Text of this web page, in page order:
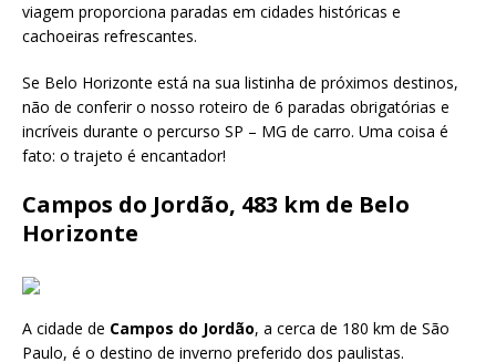
viagem proporciona paradas em cidades históricas e
cachoeiras refrescantes.
Se Belo Horizonte está na sua listinha de próximos destinos,
não de conferir o nosso roteiro de 6 paradas obrigatórias e
incríveis durante o percurso SP – MG de carro. Uma coisa é
fato: o trajeto é encantador!
Campos do Jordão, 483 km de Belo
Horizonte
A cidade de Campos do Jordão, a cerca de 180 km de São
Paulo, é o destino de inverno preferido dos paulistas.